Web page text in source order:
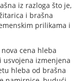
iz razloga što je,
i brašna
prilikama i
cena hleba
usvojena izmenjena
hleba od brašna